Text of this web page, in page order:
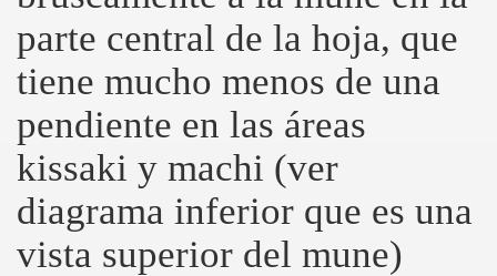
parte central de la hoja, que
tiene mucho menos de una
pendiente en las áreas
kissaki y machi (ver
diagrama inferior que es una
vista superior del mune)